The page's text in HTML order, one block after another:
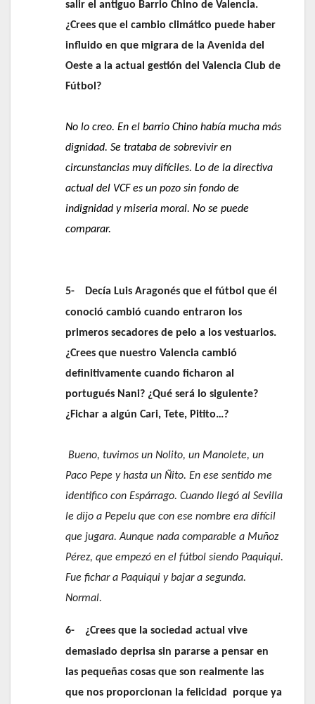
salir el antiguo Barrio Chino de Valencia.
¿Crees que el cambio climático puede haber
influido en que migrara de la Avenida del
Oeste a la actual gestión del Valencia Club de
Fútbol?
No lo creo. En el barrio Chino había mucha más
dignidad. Se trataba de sobrevivir en
circunstancias muy difíciles. Lo de la directiva
actual del VCF es un pozo sin fondo de
indignidad y miseria moral. No se puede
comparar.
5-
Decía Luis Aragonés que el fútbol que él
conoció cambió cuando entraron los
primeros secadores de pelo a los vestuarios.
¿Crees que nuestro Valencia cambió
definitivamente cuando ficharon al
portugués Nani? ¿Qué será lo siguiente?
¿Fichar a algún Cari, Tete, Pitito…?
Bueno, tuvimos un Nolito, un Manolete, un
Paco Pepe y hasta un Ñito. En ese sentido me
identifico con Espárrago. Cuando llegó al Sevilla
le dijo a Pepelu que con ese nombre era difícil
que jugara. Aunque nada comparable a Muñoz
Pérez, que empezó en el fútbol siendo Paquiqui.
Fue fichar a Paquiqui y bajar a segunda.
Normal.
6-
¿Crees que la sociedad actual vive
demasiado deprisa sin pararse a pensar en
las pequeñas cosas que son realmente las
que nos proporcionan la felicidad porque ya